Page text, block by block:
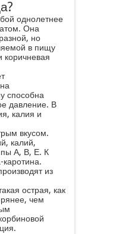
однолетнее
Она
но
в пищу
коричневая
способна
давление. В
калия и
вкусом.
калий,
А, В, Е. К
из
острая, как
чем